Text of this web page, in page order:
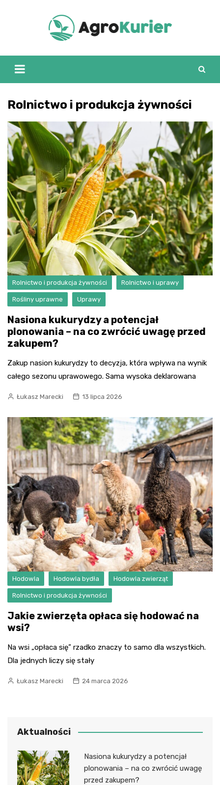
Rolnictwo i produkcja żywności
Rolnictwo i produkcja żywności Rolnictwo i uprawy
Rośliny uprawne Uprawy
Nasiona kukurydzy a potencjał
plonowania – na co zwrócić uwagę przed
zakupem?
Zakup nasion kukurydzy to decyzja, która wpływa na wynik
całego sezonu uprawowego. Sama wysoka deklarowana
Łukasz Marecki 13 lipca 2026
Hodowla Hodowla bydła Hodowla zwierząt
Rolnictwo i produkcja żywności
Jakie zwierzęta opłaca się hodować na
wsi?
Na wsi „opłaca się” rzadko znaczy to samo dla wszystkich.
Dla jednych liczy się stały
Łukasz Marecki 24 marca 2026
Aktualności
Nasiona kukurydzy a potencjał
plonowania – na co zwrócić uwagę
przed zakupem?